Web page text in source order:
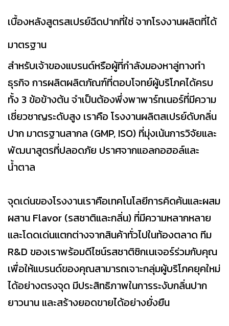
เบื้องหลังสูตรสเปรย์ฉีดปากที่ใช่ จากโรงงานผลิตที่ได้
มาตรฐาน
สำหรับเจ้าของแบรนด์หรือผู้ที่กำลังมองหาลู่ทางทำ
ธุรกิจ การผลิตผลิตภัณฑ์ที่ตอบโจทย์ผู้บริโภคได้ครบ
ทั้ง 3 ข้อข้างต้น จำเป็นต้องพึ่งพาพาร์ทเนอร์ที่มีความ
เชี่ยวชาญระดับสูง เราคือ โรงงานผลิตสเปรย์ดับกลิ่น
ปาก มาตรฐานสากล (GMP, ISO) ที่มุ่งเน้นการวิจัยและ
พัฒนาสูตรที่ปลอดภัย ปราศจากแอลกอฮอล์และ
น้ำตาล
จุดเด่นของโรงงานเราคือเทคโนโลยีการคิดค้นและผสม
ผสาน Flavor (รสชาติและกลิ่น) ที่มีความหลากหลาย
และโดดเด่นแตกต่างจากสินค้าทั่วไปในท้องตลาด ทีม
R&D ของเราพร้อมดีไซน์รสชาติซิกเนเจอร์ร่วมกับคุณ
เพื่อให้แบรนด์ของคุณสามารถเจาะกลุ่มผู้บริโภคยุคใหม่
ได้อย่างตรงจุด มีประสิทธิภาพในการระงับกลิ่นปาก
ยาวนาน และสร้างยอดขายได้อย่างยั่งยืน